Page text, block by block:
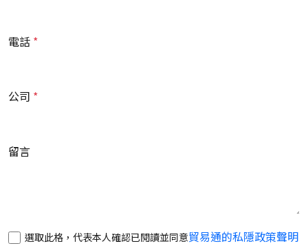
電話
公司
留言
選取此格，代表本人確認已閱讀並同意貿易通的私隱政策聲明